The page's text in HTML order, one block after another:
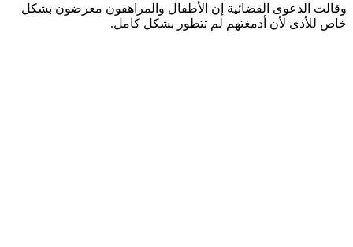
وقالت الدعوى القضائية إن الأطفال والمراهقون معرضون بشكل
خاص للأذى لأن أدمغتهم لم تتطور بشكل كامل.